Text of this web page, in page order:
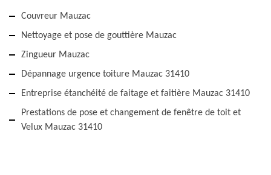
Couvreur Mauzac
Nettoyage et pose de gouttière Mauzac
Zingueur Mauzac
Dépannage urgence toiture Mauzac 31410
Entreprise étanchéité de faitage et faitière Mauzac 31410
Prestations de pose et changement de fenêtre de toit et
Velux Mauzac 31410